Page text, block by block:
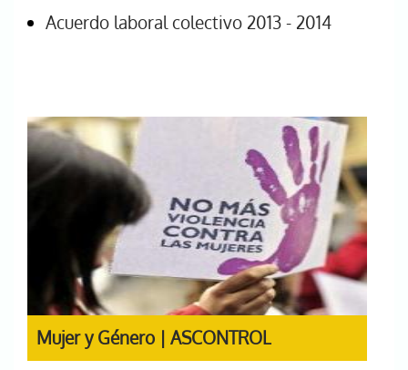
Acuerdo laboral colectivo 2013 - 2014
Mujer y Género | ASCONTROL